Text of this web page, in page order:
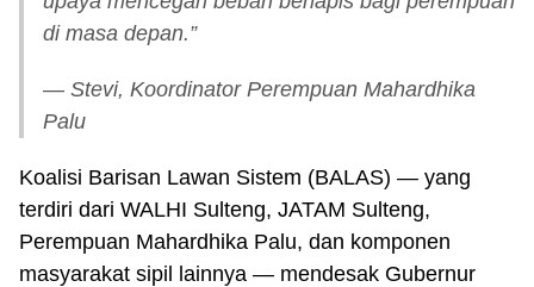
di masa depan.”
— Stevi, Koordinator Perempuan Mahardhika
Palu
Koalisi Barisan Lawan Sistem (BALAS) — yang
terdiri dari WALHI Sulteng, JATAM Sulteng,
Perempuan Mahardhika Palu, dan komponen
masyarakat sipil lainnya — mendesak Gubernur